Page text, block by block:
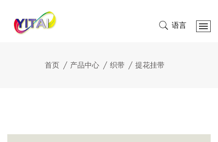
语言
首页 产品中心 织带 提花挂带